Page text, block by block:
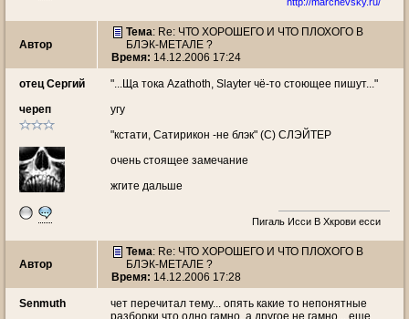
Автор
Тема: Re: ЧТО ХОРОШЕГО И ЧТО ПЛОХОГО В
БЛЭК-МЕТАЛЕ ?
Время: 14.12.2006 17:24
отец Сергий
череп
"...Ща тока Azathoth, Slayter чё-то стоющее пишут..."
угу
"кстати, Сатирикон -не блэк" (С) СЛЭЙТЕР
очень стоящее замечание
жгите дальше
Пигаль Исси В Хкрови есси
Автор
Тема: Re: ЧТО ХОРОШЕГО И ЧТО ПЛОХОГО В
БЛЭК-МЕТАЛЕ ?
Время: 14.12.2006 17:28
Senmuth
чет перечитал тему... опять какие то непонятные
разборки что одно гамно, а другое не гамно... еще